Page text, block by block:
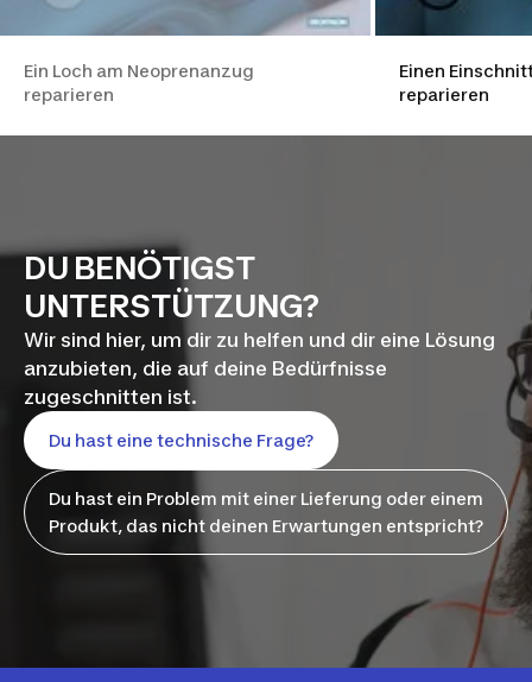
Ein Loch am Neoprenanzug
reparieren
Einen
reparieren
DU BENÖTIGST
UNTERSTÜTZUNG?
Wir sind hier, um dir zu helfen und dir eine Lösung
anzubieten, die auf deine Bedürfnisse
zugeschnitten ist.
Du hast eine technische Frage?
Du hast ein Problem mit einer Lieferung oder einem
Produkt, das nicht deinen Erwartungen entspricht?